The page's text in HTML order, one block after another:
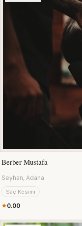
Berber Mustafa
Seyhan, Adana
Saç Kesimi
0.00